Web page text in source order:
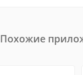
Похожие